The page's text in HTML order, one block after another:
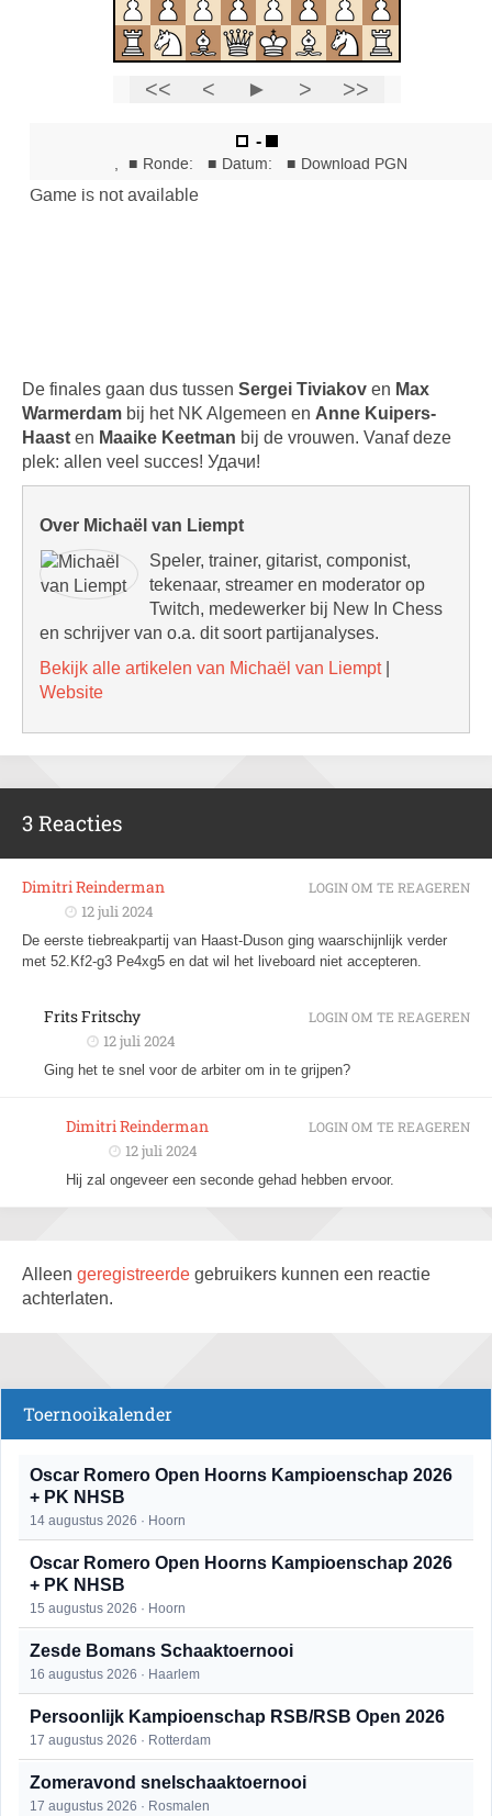
De finales gaan dus tussen Sergei Tiviakov en Max
Warmerdam bij het NK Algemeen en Anne Kuipers-
Haast en Maaike Keetman bij de vrouwen. Vanaf deze
plek: allen veel succes! Удачи!
Over Michaël van Liempt
Speler, trainer, gitarist, componist,
tekenaar, streamer en moderator op
Twitch, medewerker bij New In Chess
en schrijver van o.a. dit soort partijanalyses.
Bekijk alle artikelen van Michaël van Liempt|
Website
3 Reacties
Dimitri Reinderman
12 juli 2024
De eerste tiebreakpartij van Haast-Duson ging waarschijnlijk verder
met 52.Kf2-g3 Pe4xg5 en dat wil het liveboard niet accepteren.
LOGIN OM TE REAGEREN
Frits Fritschy
12 juli 2024
Ging het te snel voor de arbiter om in te grijpen?
LOGIN OM TE REAGEREN
Dimitri Reinderman
12 juli 2024
Hij zal ongeveer een seconde gehad hebben ervoor.
LOGIN OM TE REAGEREN
Alleen geregistreerde gebruikers kunnen een reactie
achterlaten.
Toernooikalender
Oscar Romero Open Hoorns Kampioenschap 2026
+ PK NHSB
14 augustus 2026 · Hoorn
Oscar Romero Open Hoorns Kampioenschap 2026
+ PK NHSB
15 augustus 2026 · Hoorn
Zesde Bomans Schaaktoernooi
16 augustus 2026 · Haarlem
Persoonlijk Kampioenschap RSB/RSB Open 2026
17 augustus 2026 · Rotterdam
Zomeravond snelschaaktoernooi
17 augustus 2026 · Rosmalen